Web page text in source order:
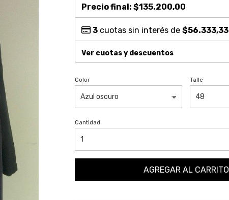
Precio final: $135.200,00
3cuotas sin interés de $56.333,33
Ver cuotas y descuentos
Color Talle
Cantidad
AGREGAR AL CARRITO